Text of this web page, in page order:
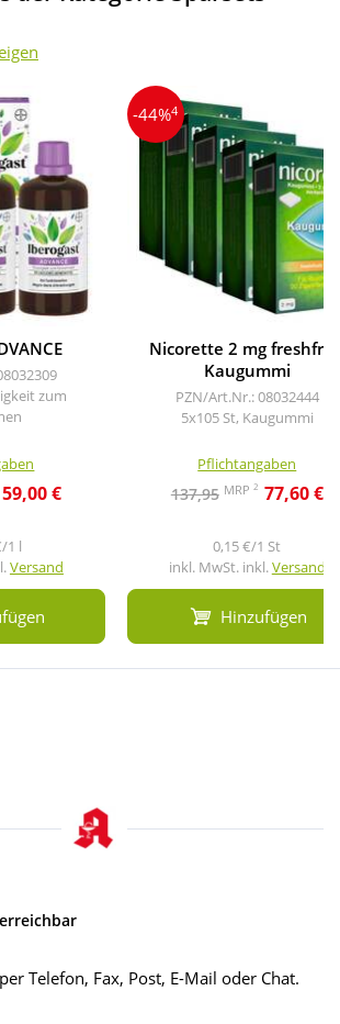
zum
59,00 €
1 l
Versand
-44%4
Nicorette 2 mg
Kaugummi
PZN/Art.Nr.: 08032444
5x105 St, Kaugummi
Pflichtangaben
137,95 MRP 2 77,60 €
0,15 €/1 St
inkl. MwSt. inkl.Versand
Hinzufügen
Telefon, Fax, Post, E-Mail oder Chat.